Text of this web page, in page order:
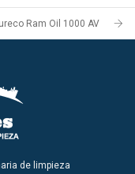
Ram Oil 1000 AV
de limpieza